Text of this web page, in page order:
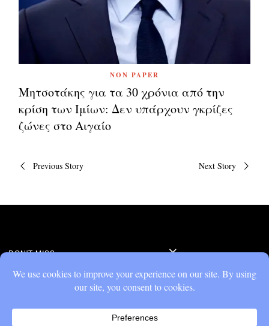
NON PAPER
Μητσοτάκης για τα 30 χρόνια από την
κρίση των Ιμίων: Δεν υπάρχουν γκρίζες
ζώνες στο Αιγαίο
Πλοήγηση
Previous Story Next Story
DON'T MISS
Μητσοτάκης για τα 30
χρόνια από την κρίση
υπάρχουν γκρίζες